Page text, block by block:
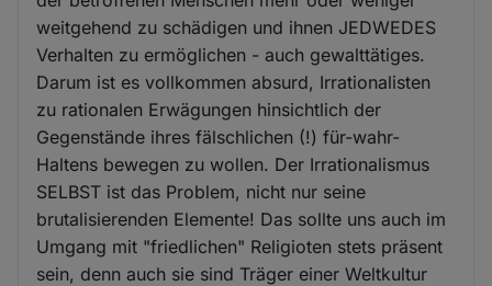
weitgehend zu schädigen und ihnen JEDWEDES
Verhalten zu ermöglichen - auch gewalttätiges.
Darum ist es vollkommen absurd, Irrationalisten
zu rationalen Erwägungen hinsichtlich der
Gegenstände ihres fälschlichen (!) für-wahr-
Haltens bewegen zu wollen. Der Irrationalismus
SELBST ist das Problem, nicht nur seine
brutalisierenden Elemente! Das sollte uns auch im
Umgang mit "friedlichen" Religioten stets präsent
sein, denn auch sie sind Träger einer Weltkultur